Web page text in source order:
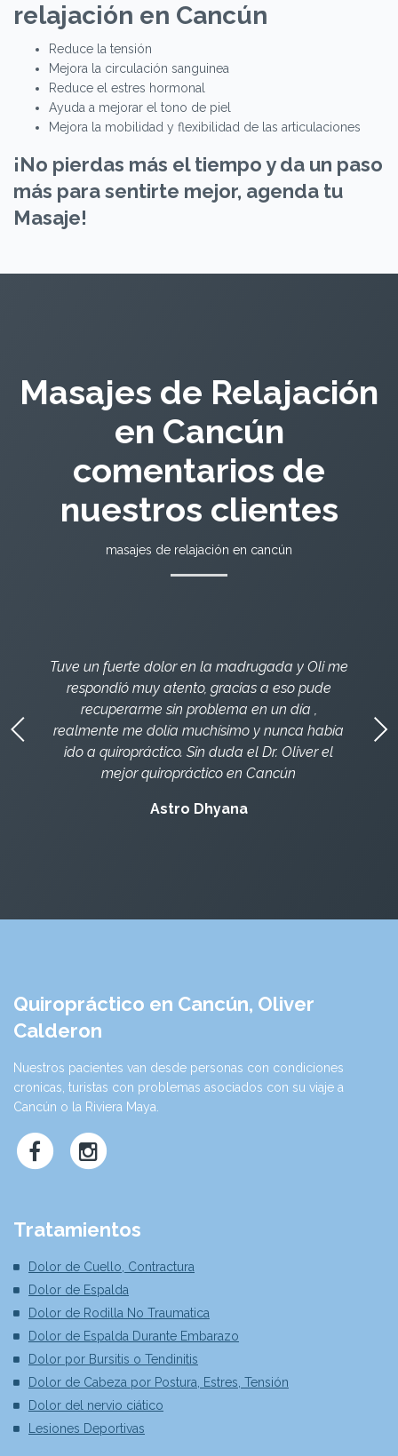
relajación en Cancún
Reduce la tensión
Mejora la circulación sanguinea
Reduce el estres hormonal
Ayuda a mejorar el tono de piel
Mejora la mobilidad y flexibilidad de las articulaciones
¡No pierdas más el tiempo y da un paso
más para sentirte mejor, agenda tu
Masaje!
Masajes de Relajación
en Cancún
comentarios de
nuestros clientes
masajes de relajación en cancún
Tuve un fuerte dolor en la madrugada y Oli me
respondió muy atento, gracias a eso pude
recuperarme sin problema en un día ,
realmente me dolía muchísimo y nunca había
ido a quiropráctico. Sin duda el Dr. Oliver el
mejor quiropráctico en Cancún
Astro Dhyana
Quiropráctico en Cancún, Oliver
Calderon
Nuestros pacientes van desde personas con condiciones
cronicas, turistas con problemas asociados con su viaje a
Cancún o la Riviera Maya.
Tratamientos
Dolor de Cuello, Contractura
Dolor de Espalda
Dolor de Rodilla No Traumatica
Dolor de Espalda Durante Embarazo
Dolor por Bursitis o Tendinitis
Dolor de Cabeza por Postura, Estres, Tensión
Dolor del nervio ciático
Lesiones Deportivas